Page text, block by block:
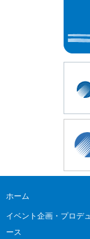
ホーム
イベント企画・プロデュ
ース